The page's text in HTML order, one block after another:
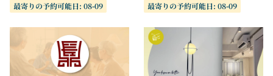
最寄りの予約可能日: 08-09
退去時の清掃
最寄りの予約可能日: 08-09